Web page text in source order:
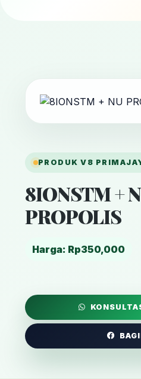
PRODUK V8
8IONSTM +
PROPOLIS
Harga: Rp350,000